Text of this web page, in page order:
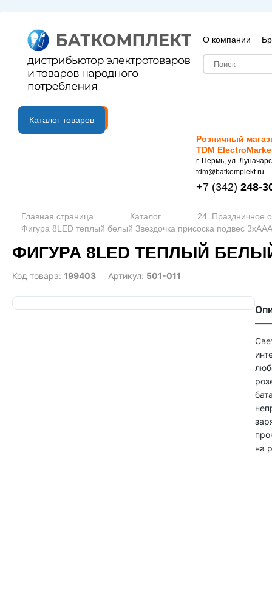
О компании
B2B портал
Каталог товаров
Розничный
TDM
г. Пермь, ул.
tdm@batkomplekt.ru
+7 (342) 248-
Главная страница Каталог
24. Праздничное
Фигура 8LED теплый белый Звездочка присоска подвес
ФИГУРА 8LED ТЕПЛЫЙ
Код товара: 199403 Артикул: 501-011
на